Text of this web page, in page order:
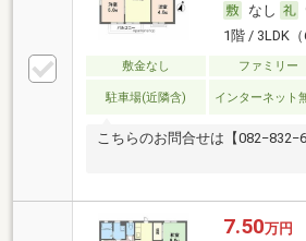
なし
1階 / 3LDK
敷金なし ファミリー
駐車場(近隣含) インターネット
こちらのお問合せは【
7.50万円